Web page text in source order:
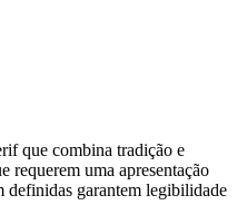
que combina tradição e
requerem uma apresentação
definidas garantem legibilidade